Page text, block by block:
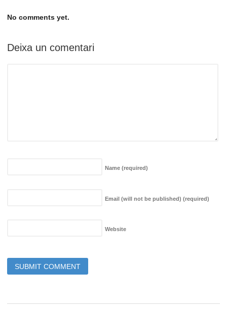
No comments yet.
Deixa un comentari
Name (required)
Email (will not be published) (required)
Website